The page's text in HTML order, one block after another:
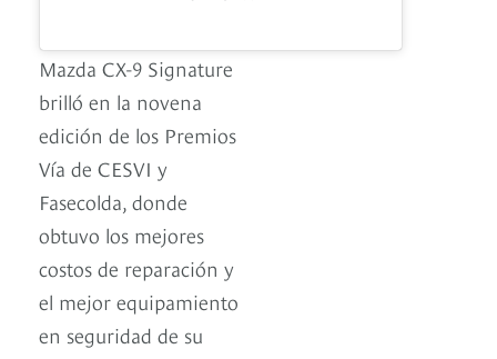
Mazda CX-9 Signature
brilló en la novena
edición de los Premios
Vía de CESVI y
Fasecolda, donde
obtuvo los mejores
costos de reparación y
el mejor equipamiento
en seguridad de su